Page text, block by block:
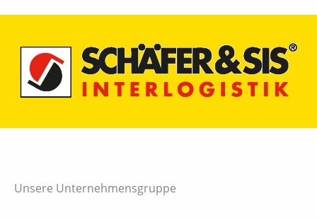
Unsere Unternehmensgruppe